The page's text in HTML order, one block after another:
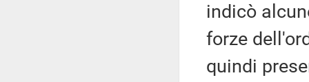
indicò
forze
quindi